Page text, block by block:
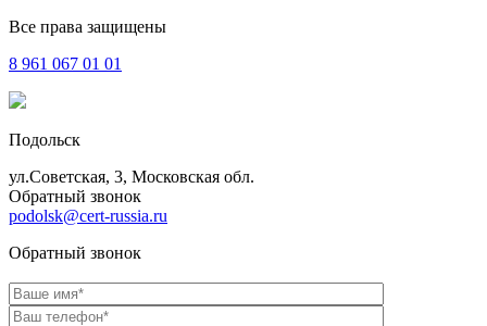
Все права защищены
8 961 067 01 01
Подольск
ул.Советская, 3, Московская обл.
Обратный звонок
podolsk@cert-russia.ru
Обратный звонок